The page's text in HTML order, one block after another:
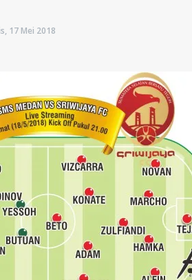
17 Mei 2018